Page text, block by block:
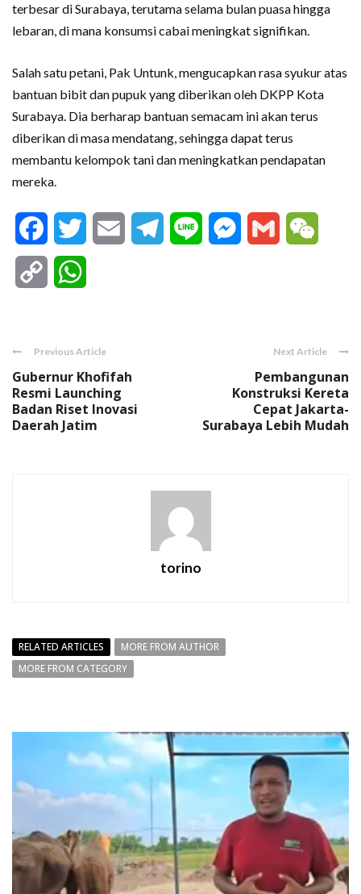
terbesar di Surabaya, terutama selama bulan puasa hingga
lebaran, di mana konsumsi cabai meningkat signifikan.
Salah satu petani, Pak Untunk, mengucapkan rasa syukur atas
bantuan bibit dan pupuk yang diberikan oleh DKPP Kota
Surabaya. Dia berharap bantuan semacam ini akan terus
diberikan di masa mendatang, sehingga dapat terus
membantu kelompok tani dan meningkatkan pendapatan
mereka.
FacebookTwitter Email Telegram
Line Messenger
Gmail
Copy
Previous Article
Gubernur Khofifah
Resmi Launching
Badan Riset Inovasi
Daerah Jatim
Next Article
Pembangunan
Konstruksi Kereta
Cepat Jakarta-
Surabaya Lebih Mudah
torino
RELATED ARTICLES
MORE FROM AUTHOR
MORE FROM CATEGORY